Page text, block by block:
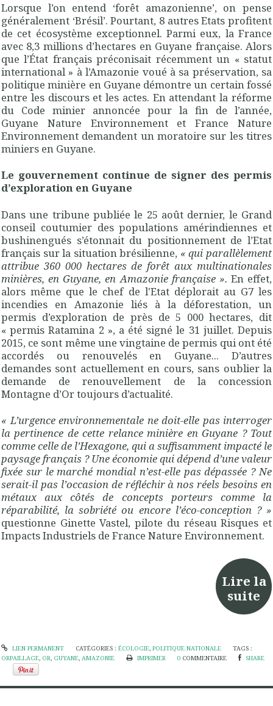
Lorsque l’on entend ‘forêt amazonienne’, on pense
généralement ‘Brésil’. Pourtant, 8 autres Etats profitent
de cet écosystème exceptionnel. Parmi eux, la France
avec 8,3 millions d’hectares en Guyane française. Alors
que l’État français préconisait récemment un « statut
international » à l’Amazonie voué à sa préservation, sa
politique minière en Guyane démontre un certain fossé
entre les discours et les actes. En attendant la réforme
du Code minier annoncée pour la fin de l’année,
Guyane Nature Environnement et France Nature
Environnement demandent un moratoire sur les titres
miniers en Guyane.
Le gouvernement continue de signer des permis
d’exploration en Guyane
Dans une tribune publiée le 25 août dernier, le Grand
conseil coutumier des populations amérindiennes et
bushinengués s’étonnait du positionnement de l’Etat
français sur la situation brésilienne, « qui parallèlement
attribue 360 000 hectares de forêt aux multinationales
minières, en Guyane, en Amazonie française ». En effet,
alors même que le chef de l'Etat déplorait au G7 les
incendies en Amazonie liés à la déforestation, un
permis d’exploration de près de 5 000 hectares, dit
« permis Ratamina 2 », a été signé le 31 juillet. Depuis
2015, ce sont même une vingtaine de permis qui ont été
accordés ou renouvelés en Guyane... D’autres
demandes sont actuellement en cours, sans oublier la
demande de renouvellement de la concession
Montagne d’Or toujours d’actualité.
« L’urgence environnementale ne doit-elle pas interroger
la pertinence de cette relance minière en Guyane ? Tout
comme celle de l’Hexagone, qui a suffisamment impacté le
paysage français ? Une économie qui dépend d’une valeur
fixée sur le marché mondial n’est-elle pas dépassée ? Ne
serait-il pas l’occasion de réfléchir à nos réels besoins en
métaux aux côtés de concepts porteurs comme la
réparabilité, la sobriété ou encore l’éco-conception ? »
questionne Ginette Vastel, pilote du réseau Risques et
Impacts Industriels de France Nature Environnement.
Lire la
suite
LIEN PERMANENT CATÉGORIES : ÉCOLOGIE, POLITIQUE NATIONALE
TAGS :
ORPAILLAGE, OR, GUYANE, AMAZONIE IMPRIMER 0 COMMENTAIRE SHARE